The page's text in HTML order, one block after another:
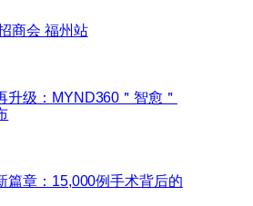
商会 福州站
升级：MYND360＂智愈＂
篇章：15,000例手术背后的